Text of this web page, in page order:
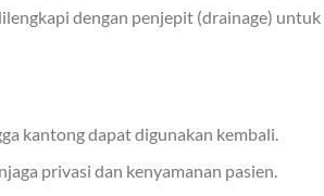
dengan penjepit (drainage)
kantong dapat digunakan kembali.
privasi dan kenyamanan pasien.